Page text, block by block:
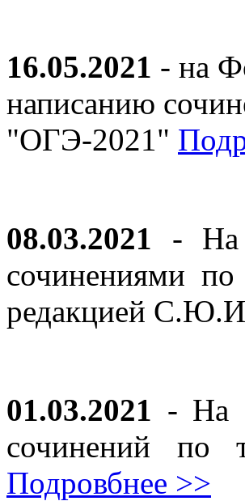
16.05.2021 - на
написанию
"ОГЭ-2021"
08.03.2021 - На
сочинениями
редакцией
01.03.2021 - На
сочинений
Подровбнее >>